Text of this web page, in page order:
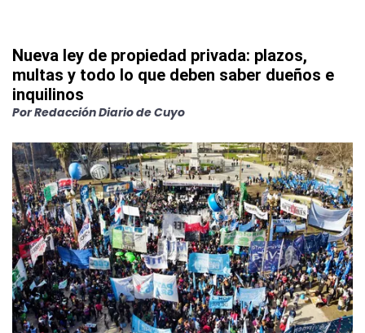
Nueva ley de propiedad privada: plazos,
multas y todo lo que deben saber dueños e
inquilinos
PorRedacción Diario de Cuyo